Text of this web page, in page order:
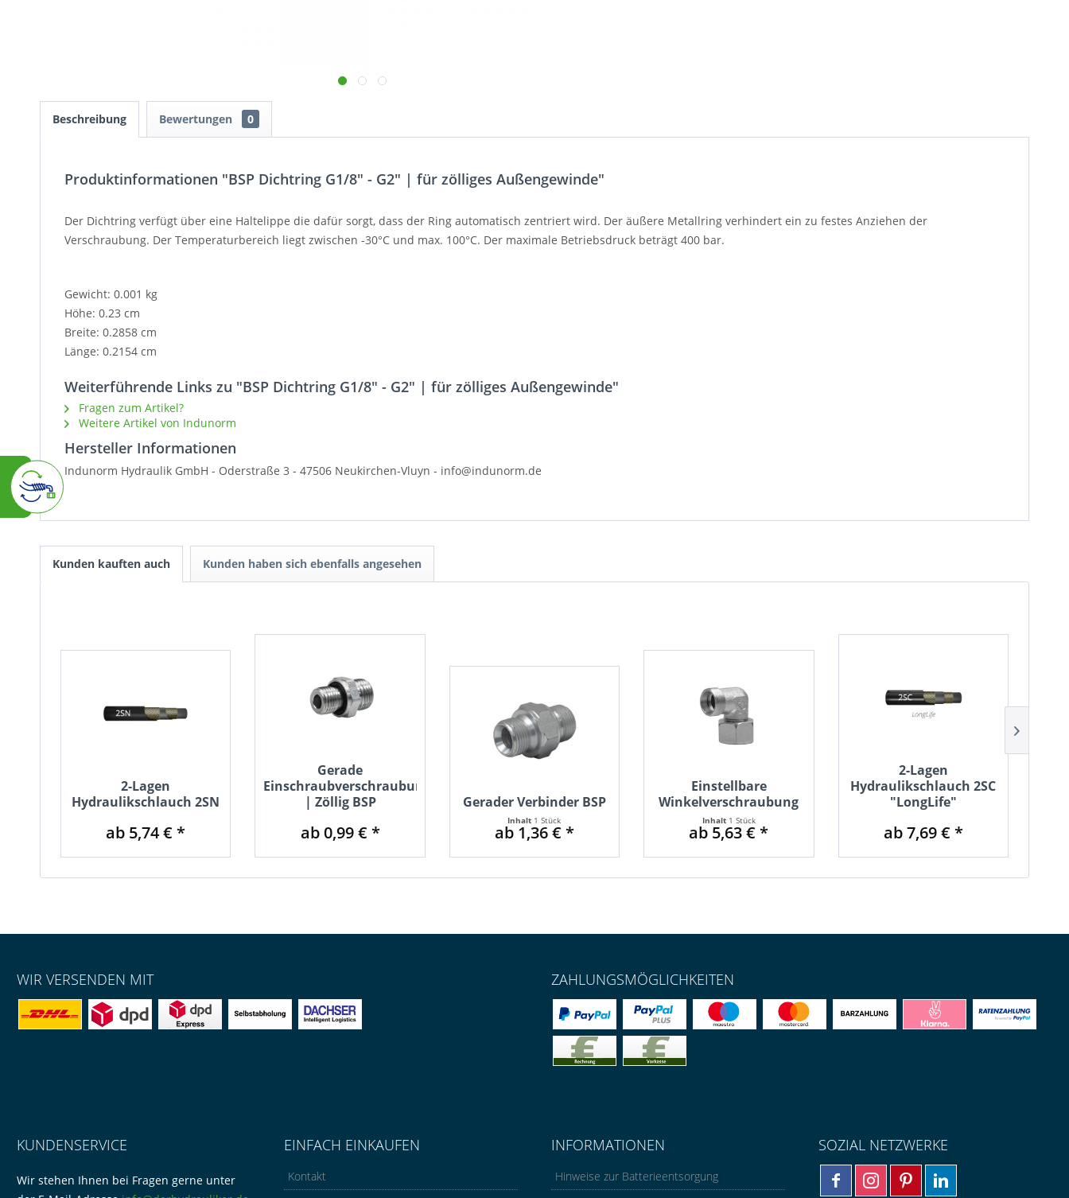
Beschreibung Bewertungen 0
Produktinformationen "BSP Dichtring G1/8" - G2" | für zölliges Außengewinde"
Der Dichtring verfügt über eine Haltelippe die dafür sorgt, dass der Ring automatisch zentriert wird. Der äußere Metallring verhindert ein zu festes Anziehen der
Verschraubung. Der Temperaturbereich liegt zwischen -30°C und max. 100°C. Der maximale Betriebsdruck beträgt 400 bar.
Gewicht: 0.001 kg
Höhe: 0.23 cm
Breite: 0.2858 cm
Länge: 0.2154 cm
Weiterführende Links zu "BSP Dichtring G1/8" - G2" | für zölliges Außengewinde"
Fragen zum Artikel?
Weitere Artikel von Indunorm
Hersteller Informationen
Indunorm Hydraulik GmbH - Oderstraße 3 - 47506 Neukirchen-Vluyn - info@indunorm.de
Kunden kauften auch Kunden haben sich ebenfalls angesehen
2-Lagen
Hydraulikschlauch 2SN
ab 5,74 € *
Gerade
Einschraubverschraubung
| Zöllig BSP
ab 0,99 € *
Gerader Verbinder BSP
Inhalt 1 Stück
ab 1,36 € *
Einstellbare
Winkelverschraubung
Inhalt 1 Stück
ab 5,63 € *
2-Lagen
Hydraulikschlauch 2SC
"LongLife"
ab 7,69 € *
WIR VERSENDEN MIT ZAHLUNGSMÖGLICHKEITEN
KUNDENSERVICE
Wir stehen Ihnen bei Fragen gerne unter
EINFACH EINKAUFEN
Kontakt
INFORMATIONEN
Hinweise zur Batterieentsorgung
SOZIAL NETZWERKE